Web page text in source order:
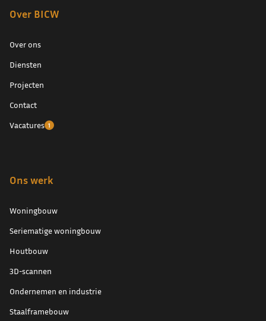
Over BICW
Over ons
Diensten
Projecten
Contact
Vacatures 1
Ons werk
Woningbouw
Seriematige woningbouw
Houtbouw
3D-scannen
Ondernemen en industrie
Staalframebouw